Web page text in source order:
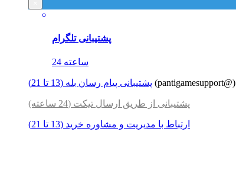
پشتیبانی تلگرام
24 ساعته
پشتیبانی پیام رسان بله (13 تا 21) (pantigamesupport@)
پشتیبانی از طریق ارسال تیکت (24 ساعته)
ارتباط با مدیریت و مشاوره خرید (13 تا 21)